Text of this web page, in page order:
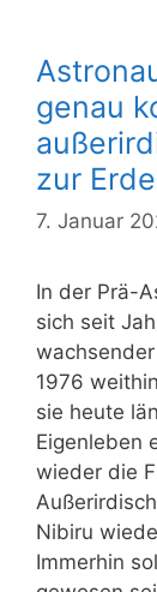
genau
zur
7. Januar
In der Prä-
sich seit
1976
sie heute
Eigenleben
wieder die
Nibiru
Immerhin